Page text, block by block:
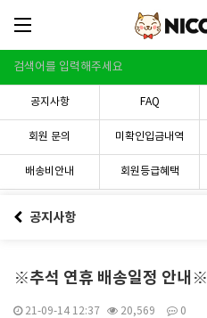
공지사항 FAQ
회원 문의 미확인입금내역
배송비안내 회원등급혜택
공지사항
※추석 연휴 배송일정 안내※
21-09-14 12:37 20,569 0